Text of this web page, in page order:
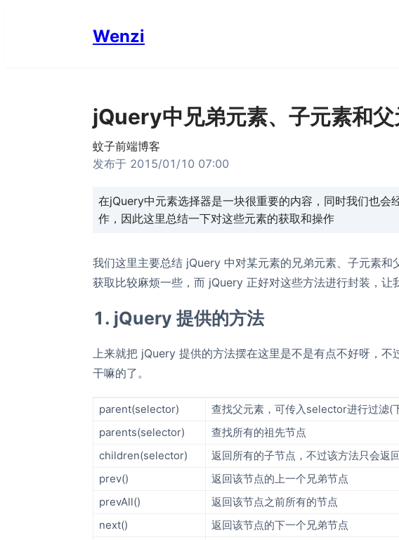
Wenzi
jQuery中兄弟元素、子元素和父
蚊子前端博客
发布于 2015/01/10 07:00
在jQuery中元素选择器是一块很重要的内容，同时我们也会
作，因此这里总结一下对这些元素的获取和操作
我们这里主要总结 jQuery 中对某元素的兄弟元素、子元素
获取比较麻烦一些，而 jQuery 正好对这些方法进行封装，让
1. jQuery 提供的方法
上来就把 jQuery 提供的方法摆在这里是不是有点不好呀，
干嘛的了。
parent(selector)
查找父元素，可传入selector进行过滤(
parents(selector)
查找所有的祖先节点
children(selector)
返回所有的子节点，不过该方法只会返
prev()
返回该节点的上一个兄弟节点
prevAll()
返回该节点之前所有的节点
next()
返回该节点的下一个兄弟节点